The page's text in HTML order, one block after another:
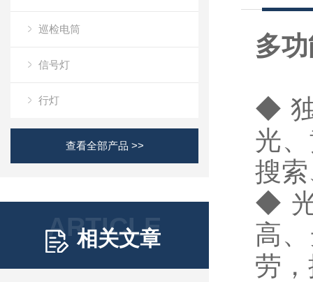
巡检电筒
信号灯
行灯
查看全部产品 >>
ARTICLE
相关文章
多
◆
光
搜
◆
高
劳